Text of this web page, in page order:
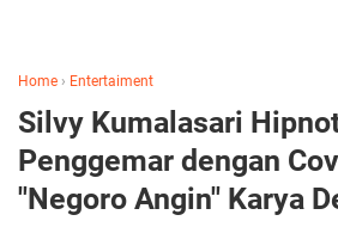
Home › Entertaiment
Silvy Kumalasari
Penggemar dengan
"Negoro Angin" Karya